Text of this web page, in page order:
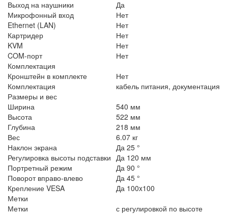
Выход на наушники
Да
Микрофонный вход
Нет
Ethernet (LAN)
Нет
Картридер
Нет
KVM
Нет
COM-порт
Нет
Комплектация
Кронштейн в комплекте
Нет
Комплектация
кабель питания, документация
Размеры и вес
Ширина
540 мм
Высота
522 мм
Глубина
218 мм
Вес
6.07 кг
Наклон экрана
Да 25 °
Регулировка высоты подставки Да 120 мм
Портретный режим
Да 90 °
Поворот вправо-влево
Да 45 °
Крепление VESA
Да 100x100
Метки
Метки
с регулировкой по высоте